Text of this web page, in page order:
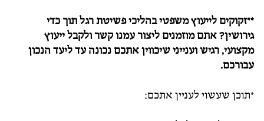
**זקוקים לייעוץ משפטי בהליכי פשיטת רגל תוך כדי
גירושין? אתם מוזמנים ליצור עמנו קשר ולקבל ייעוץ
מקצועי, רגיש וענייני שיכווין אתכם נכונה עד ליעד הנכון
עבורכם.
*תוכן שעשוי לעניין אתכם: